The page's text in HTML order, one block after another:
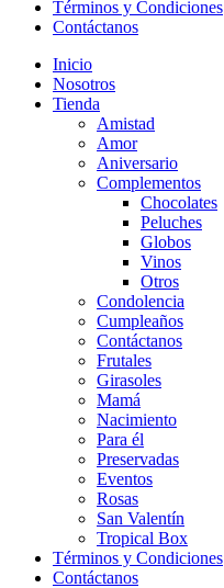
Términos y Condiciones
Contáctanos
Inicio
Nosotros
Tienda
Amistad
Amor
Aniversario
Complementos
Chocolates
Peluches
Globos
Vinos
Otros
Condolencia
Cumpleaños
Contáctanos
Frutales
Girasoles
Mamá
Nacimiento
Para él
Preservadas
Eventos
Rosas
San Valentín
Tropical Box
Términos y Condiciones
Contáctanos